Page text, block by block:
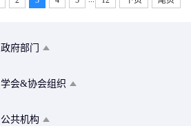
政府部门
学会&协会组织
公共机构